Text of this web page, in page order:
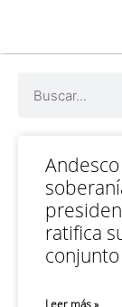
ratifica
Leer más »